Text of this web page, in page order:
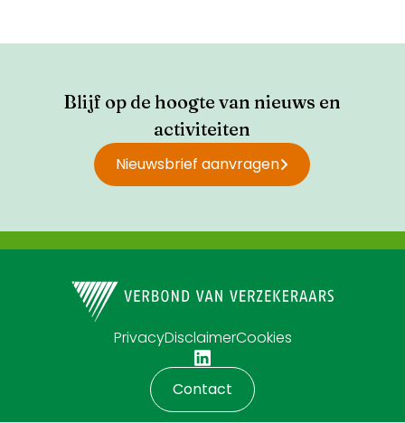
Blijf op de hoogte van nieuws en
activiteiten
Nieuwsbrief aanvragen
PrivacyDisclaimerCookies
Contact